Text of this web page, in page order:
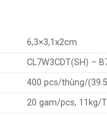
6,3×3,1x2cm
CL7W3CDT(SH) –
400 pcs/thùng/
20 gam/pcs, 11kg/T